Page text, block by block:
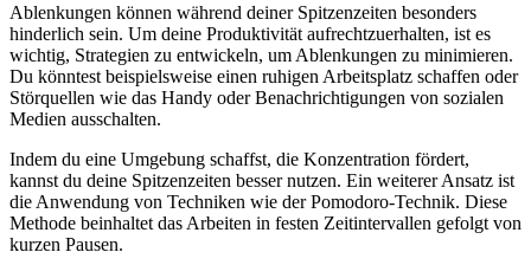
Ablenkungen können während deiner Spitzenzeiten besonders
hinderlich sein. Um deine Produktivität aufrechtzuerhalten, ist es
wichtig, Strategien zu entwickeln, um Ablenkungen zu minimieren.
Du könntest beispielsweise einen ruhigen Arbeitsplatz schaffen oder
Störquellen wie das Handy oder Benachrichtigungen von sozialen
Medien ausschalten.
Indem du eine Umgebung schaffst, die Konzentration fördert,
kannst du deine Spitzenzeiten besser nutzen. Ein weiterer Ansatz ist
die Anwendung von Techniken wie der Pomodoro-Technik. Diese
Methode beinhaltet das Arbeiten in festen Zeitintervallen gefolgt von
kurzen Pausen.